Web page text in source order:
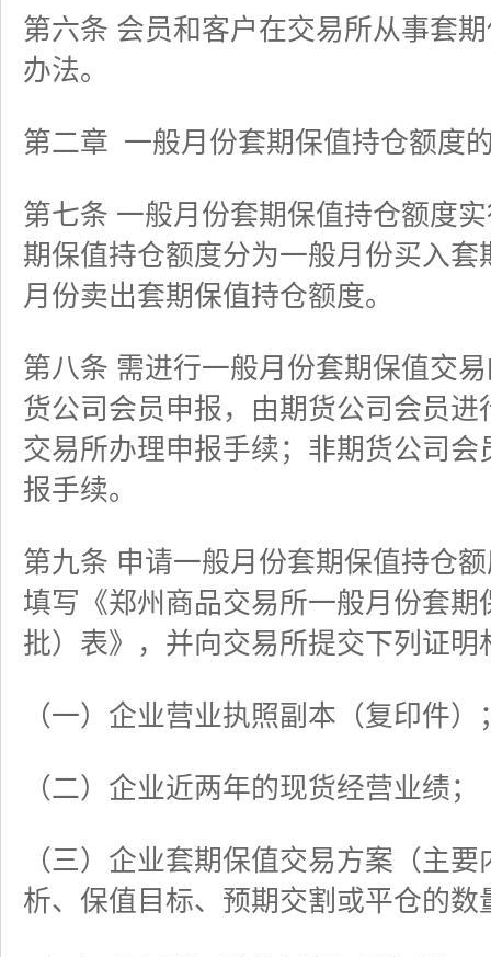
第六条 会员和客户在交易所从事套
办法。
第二章 一般月份套期保值持仓额度
第七条 一般月份套期保值持仓额度
期保值持仓额度分为一般月份买入
月份卖出套期保值持仓额度。
第八条 需进行一般月份套期保值交
货公司会员申报，由期货公司会员
交易所办理申报手续；非期货公司
报手续。
第九条 申请一般月份套期保值持仓
填写《郑州商品交易所一般月份套
批）表》，并向交易所提交下列证明
（一）企业营业执照副本（复印件）
（二）企业近两年的现货经营业绩；
（三）企业套期保值交易方案（主
析、保值目标、预期交割或平仓的数